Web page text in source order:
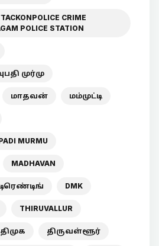
CRIME
POLICE STATION
முர்மு
மாதவன் மம்முட்டி
MURMU
MADHAVAN
DMK
THIRUVALLUR
திமுக திருவள்ளூர்